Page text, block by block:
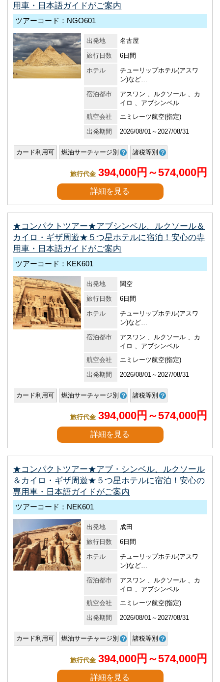
用車・日本語ガイドがご案内
ツアーコード：NGO601
出発地
名古屋
旅行日数
6日間
ホテル
チューリップホテル(アスワ
ン)など…
宿泊都市
アスワン 、ルクソール 、カ
イロ 、アブシンベル
航空会社
エミレーツ航空(指定)
出発期間
2026/08/01～2027/08/31
カード利用可 燃油サーチャージ別 諸税等別
旅行代金 394,000円～574,000円
詳細を見る
★コンパクトツアー★アブシンベル、ルクソール＆
カイロ・ギザ周遊★５つ星ホテルに宿泊！安心の専
用車・日本語ガイドがご案内
ツアーコード：KEK601
出発地
関空
旅行日数
6日間
ホテル
チューリップホテル(アスワ
ン)など…
宿泊都市
アスワン 、ルクソール 、カ
イロ 、アブシンベル
航空会社
エミレーツ航空(指定)
出発期間
2026/08/01～2027/08/31
カード利用可 燃油サーチャージ別 諸税等別
旅行代金 394,000円～574,000円
詳細を見る
★コンパクトツアー★アブ・シンベル、ルクソール
＆カイロ・ギザ周遊★５つ星ホテルに宿泊！安心の
専用車・日本語ガイドがご案内
ツアーコード：NEK601
出発地
成田
旅行日数
6日間
ホテル
チューリップホテル(アスワ
ン)など…
宿泊都市
アスワン 、ルクソール 、カ
イロ 、アブシンベル
航空会社
エミレーツ航空(指定)
出発期間
2026/08/01～2027/08/31
カード利用可 燃油サーチャージ別 諸税等別
旅行代金 394,000円～574,000円
詳細を見る